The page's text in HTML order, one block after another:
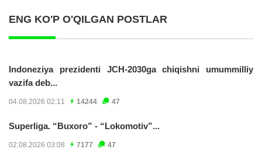
ENG KO'P O'QILGAN POSTLAR
Indoneziya prezidenti JCH-2030ga chiqishni umummilliy
vazifa deb...
04.08.2026 02:11 14244 47
Superliga. “Buxoro” - “Lokomotiv”...
02.08.2026 03:08 7177 47